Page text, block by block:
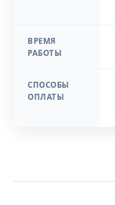
ВРЕМЯ
РАБОТЫ
СПОСОБЫ
ОПЛАТЫ